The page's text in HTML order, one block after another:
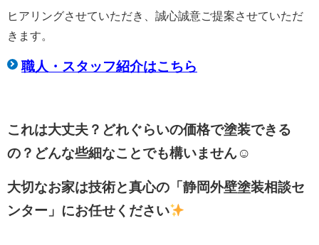
ヒアリングさせていただき、誠心誠意ご提案させていただ
きます。
職人・スタッフ紹介はこちら
これは大丈夫？どれぐらいの価格で塗装できる
の？どんな些細なことでも構いません☺
大切なお家は技術と真心の「静岡外壁塗装相談セ
ンター」にお任せください